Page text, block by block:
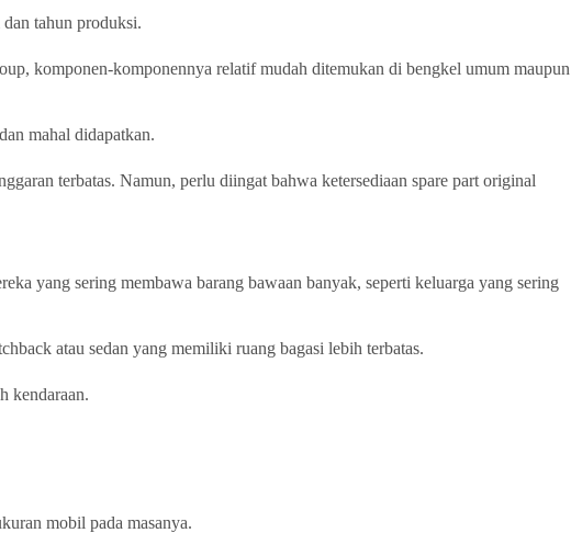
tahun produksi.
komponen-komponennya relatif mudah ditemukan di bengkel umum maupun
mahal didapatkan.
terbatas. Namun, perlu diingat bahwa ketersediaan spare part original
yang sering membawa barang bawaan banyak, seperti keluarga yang sering
atau sedan yang memiliki ruang bagasi lebih terbatas.
kendaraan.
mobil pada masanya.